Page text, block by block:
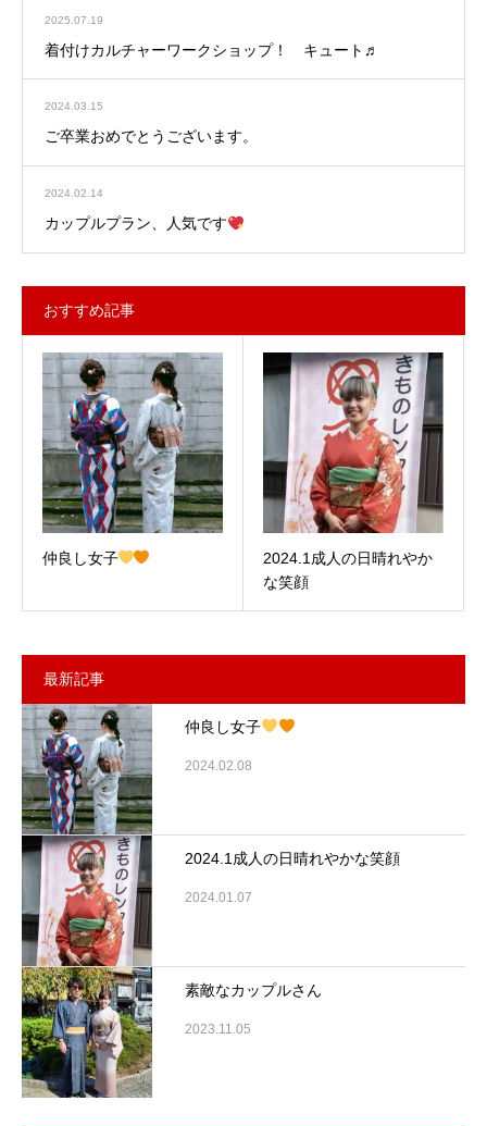
2025.07.19
着付けカルチャーワークショップ！ キュート♬
2024.03.15
ご卒業おめでとうございます。
2024.02.14
カップルプラン、人気です
おすすめ記事
仲良し女子
2024.1成人の日晴れやか
な笑顔
最新記事
仲良し女子
2024.02.08
2024.1成人の日晴れやかな笑顔
2024.01.07
素敵なカップルさん
2023.11.05